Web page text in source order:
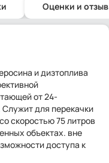
Оценки и
и дизтоплива
от 24-
Служит для перекачки
скоростью 75 литров
объектах. вне
доступа к